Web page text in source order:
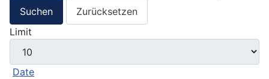
Suchen
Zurücksetzen
Limit
Date